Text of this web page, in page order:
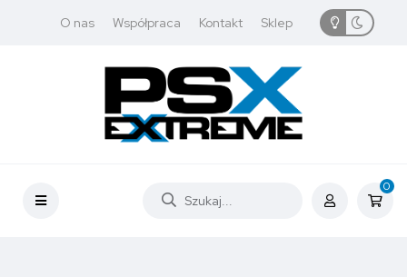
O nas Współpraca Kontakt Sklep
0